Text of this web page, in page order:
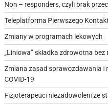
Non – responders, czyli brak
Teleplatforma Pierwszego
Zmiany w programach lekowych
„Liniowa” składka zdrowotna
Zmiana zasad sprawozdawania i
COVID-19
Fizjoterapeuci niezadowoleni ze